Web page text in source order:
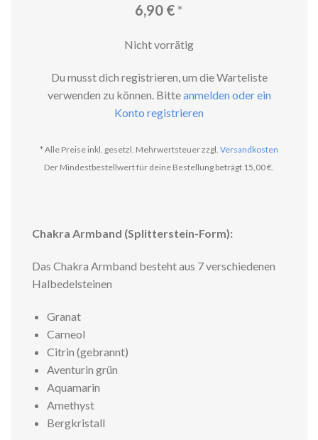
6,90 €*
Nicht vorrätig
Du musst dich registrieren, um die Warteliste
verwenden zu können. Bitteanmelden oder ein
Konto registrieren
* Alle Preise inkl. gesetzl. Mehrwertsteuer zzgl. Versandkosten
Der Mindestbestellwert für deine Bestellung beträgt 15,00 €.
Chakra Armband (Splitterstein-Form):
Das Chakra Armband besteht aus 7 verschiedenen
Halbedelsteinen
Granat
Carneol
Citrin (gebrannt)
Aventurin grün
Aquamarin
Amethyst
Bergkristall